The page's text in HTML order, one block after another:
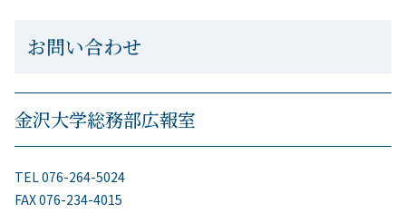
お問い合わせ
金沢大学総務部広報室
TEL 076-264-5024
FAX 076-234-4015